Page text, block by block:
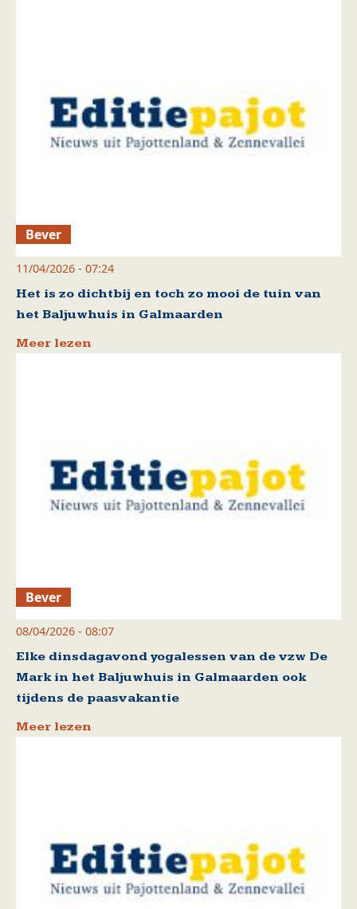
Bever
11/04/2026 - 07:24
Het is zo dichtbij en toch zo mooi de tuin van
het Baljuwhuis in Galmaarden
Meer lezen
Bever
08/04/2026 - 08:07
Elke dinsdagavond yogalessen van de vzw De
Mark in het Baljuwhuis in Galmaarden ook
tijdens de paasvakantie
Meer lezen